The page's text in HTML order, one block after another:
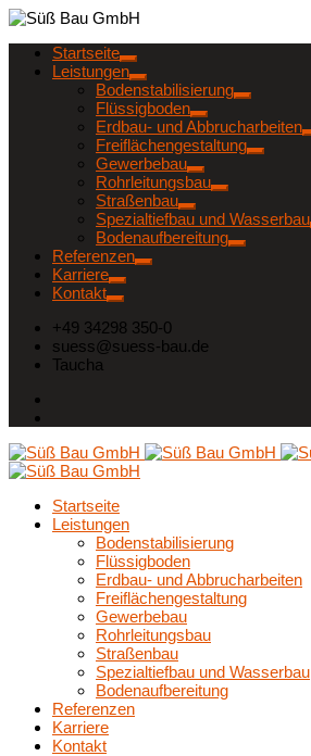
Startseite
Leistungen
Bodenstabilisierung
Flüssigboden
Erdbau- und Abbrucharbeiten
Freiflächengestaltung
Gewerbebau
Rohrleitungsbau
Straßenbau
Spezialtiefbau und Wasserbau
Bodenaufbereitung
Referenzen
Karriere
Kontakt
+49 34298 350-0
suess@suess-bau.de
Taucha
Startseite
Leistungen
Bodenstabilisierung
Flüssigboden
Erdbau- und Abbrucharbeiten
Freiflächengestaltung
Gewerbebau
Rohrleitungsbau
Straßenbau
Spezialtiefbau und Wasserbau
Bodenaufbereitung
Referenzen
Karriere
Kontakt